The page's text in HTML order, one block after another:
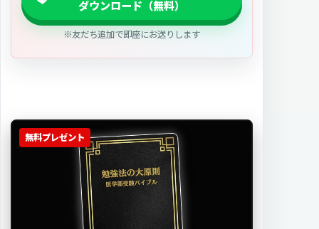
※友だち追加で即座にお送りします
無料プレゼント